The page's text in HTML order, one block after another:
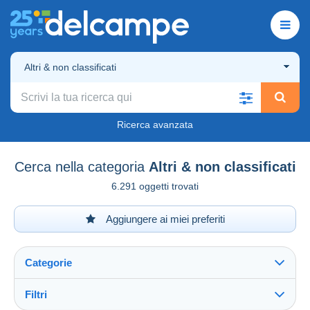
Altri & non classificati
Ricerca avanzata
Cerca nella categoria Altri & non classificati
6.291 oggetti trovati
Aggiungere ai miei preferiti
Categorie
Filtri